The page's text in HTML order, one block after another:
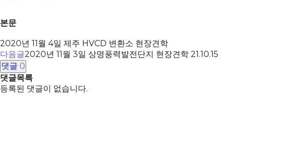
본문
2020년 11월 4일 제주 HVCD 변환소 현장견학
다음글2020년 11월 3일 상명풍력발전단지 현장견학 21.10.15
댓글 0
댓글목록
등록된 댓글이 없습니다.